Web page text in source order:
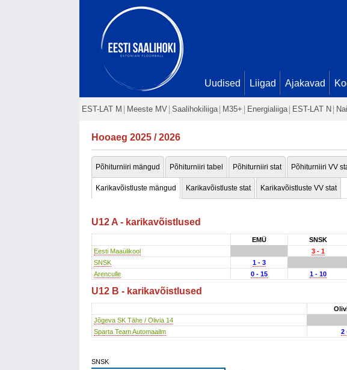
Uudised Liigad Ajakavad
EST-LAT M Meeste MV Saalihokiliiga M35+ Energialiiga EST-LAT N
Hooaeg 2025 / 2026
Põhiturniiri mängud Põhiturniiri tabel Põhiturniiri stat Põhiturniiri VV
Karikavõistluste mängud Karikavõistluste stat Karikavõistluste VV stat
U12 A - karikavõistlused
EMÜ SNSK
Eesti Maaülikool
3 - 1
SNSK
1 - 3
Arenculle
0 - 15 1 - 10
U12 B - karikavõistlused
Jõgeva SK Tähe / Olivia 14
Sparta Team Automaailm
2
SNSK